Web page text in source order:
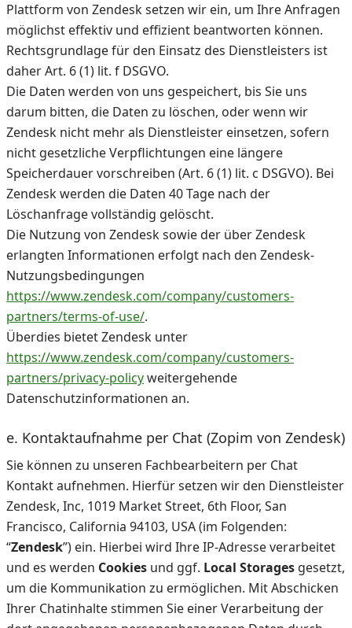
Plattform von Zendesk setzen wir ein, um Ihre Anfragen
möglichst effektiv und effizient beantworten können.
Rechtsgrundlage für den Einsatz des Dienstleisters ist
daher Art. 6 (1) lit. f DSGVO.
Die Daten werden von uns gespeichert, bis Sie uns
darum bitten, die Daten zu löschen, oder wenn wir
Zendesk nicht mehr als Dienstleister einsetzen, sofern
nicht gesetzliche Verpflichtungen eine längere
Speicherdauer vorschreiben (Art. 6 (1) lit. c DSGVO). Bei
Zendesk werden die Daten 40 Tage nach der
Löschanfrage vollständig gelöscht.
Die Nutzung von Zendesk sowie der über Zendesk
erlangten Informationen erfolgt nach den Zendesk-
Nutzungsbedingungen
https://www.zendesk.com/company/customers-
partners/terms-of-use/.
Überdies bietet Zendesk unter
https://www.zendesk.com/company/customers-
partners/privacy-policyweitergehende
Datenschutzinformationen an.
e. Kontaktaufnahme per Chat (Zopim von Zendesk)
Sie können zu unseren Fachbearbeitern per Chat
Kontakt aufnehmen. Hierfür setzen wir den Dienstleister
Zendesk, Inc, 1019 Market Street, 6th Floor, San
Francisco, California 94103, USA (im Folgenden:
“Zendesk”) ein. Hierbei wird Ihre IP-Adresse verarbeitet
und es werden Cookies und ggf. Local Storages gesetzt,
um die Kommunikation zu ermöglichen. Mit Abschicken
Ihrer Chatinhalte stimmen Sie einer Verarbeitung der